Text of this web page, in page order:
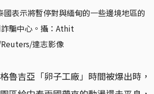
國表示將暫停對與緬甸的一些邊境地區的
騙中心。攝：Athit
達志影像
魯吉亞「卵子工廠」時間被爆出時，